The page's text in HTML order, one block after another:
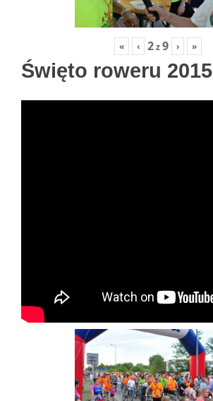
« ‹ 2z9 › »
Święto roweru 2015